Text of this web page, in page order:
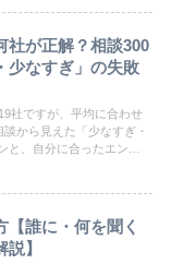
社が正解？相談300
少なすぎ」の失敗
社ですが、平均に合わせ
から見えた「少なすぎ・
と、自分に合ったエント
【誰に・何を聞く
】